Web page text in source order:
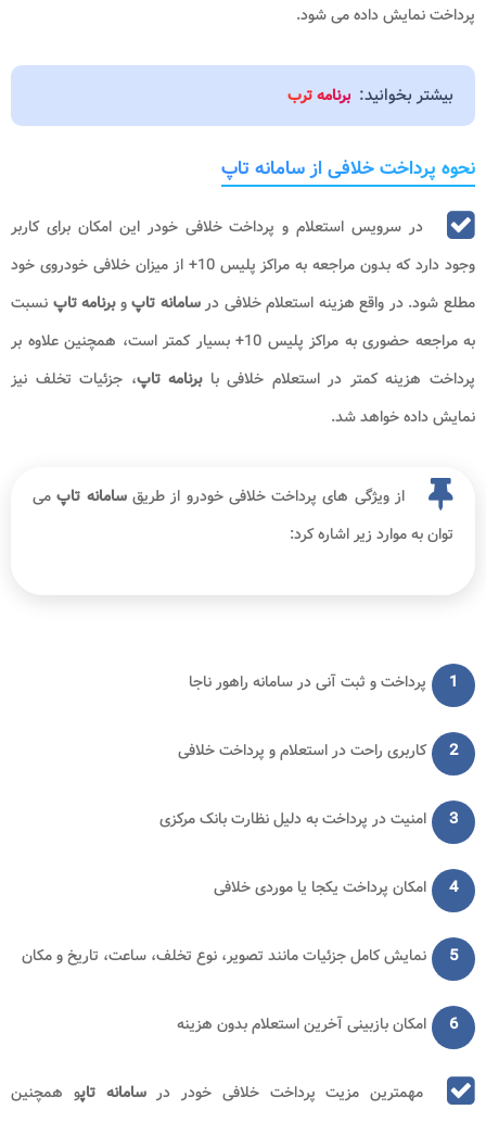
پرداخت نمایش داده می شود.
بیشتر بخوانید: برنامه ترب
نحوه پرداخت خلافی از سامانه تاپ
در سرویس استعلام و پرداخت خلافی خودر این امکان برای کاربر
وجود دارد که بدون مراجعه به مراکز پلیس 10+ از میزان خلافی خودروی خود
مطلع شود. در واقع هزینه استعلام خلافی درسامانه تاپوبرنامه تاپ نسبت
به مراجعه حضوری به مراکز پلیس 10+ بسیار کمتر است، همچنین علاوه بر
پرداخت هزینه کمتر در استعلام خلافی بابرنامه تاپ، جزئیات تخلف نیز
نمایش داده خواهد شد.
از ویژگی های پرداخت خلافی خودرو از طریقسامانه تاپ می
توان به موارد زیر اشاره کرد:
1 پرداخت و ثبت آنی در سامانه راهور ناجا
2 کاربری راحت در استعلام و پرداخت خلافی
3 امنیت در پرداخت به دلیل نظارت بانک مرکزی
4 امکان پرداخت یکجا یا موردی خلافی
5 نمایش کامل جزئیات مانند تصویر، نوع تخلف، ساعت، تاریخ و مکان
6 امکان بازبینی آخرین استعلام بدون هزینه
مهمترین مزیت پرداخت خلافی خودر درسامانه تاپو همچنین